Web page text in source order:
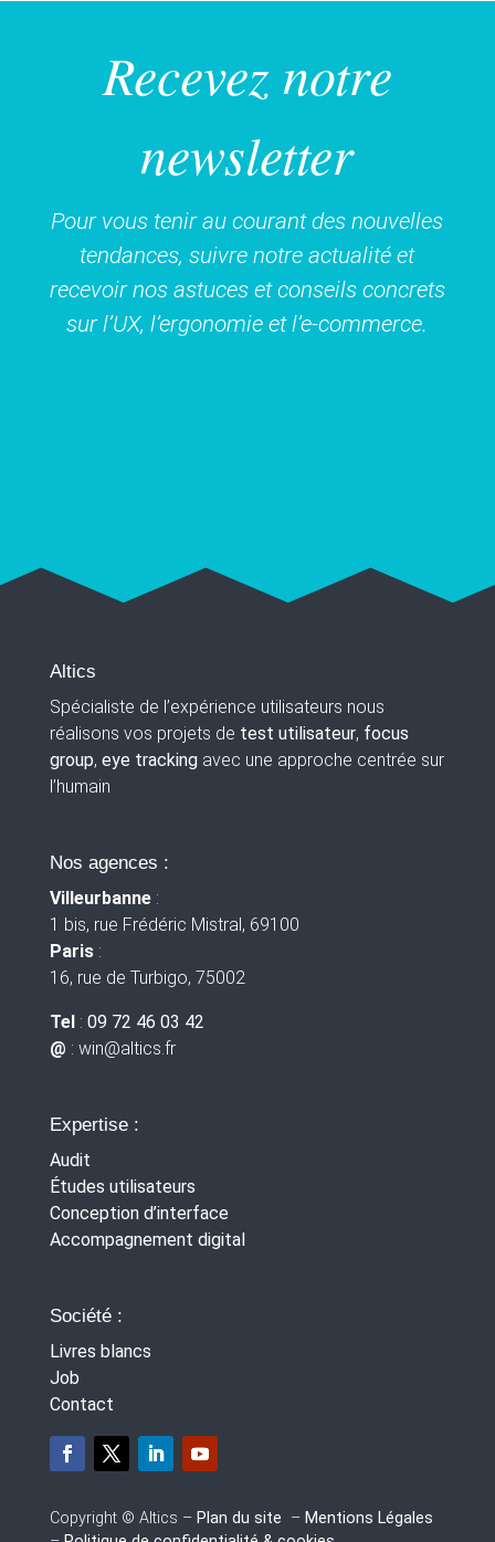
Recevez notre
newsletter
Pour vous tenir au courant des nouvelles
tendances, suivre notre actualité et
recevoir nos astuces et conseils concrets
sur l’UX, l’ergonomie et l’e-commerce.
Altics
Spécialiste de l’expérience utilisateurs nous
réalisons vos projets de test utilisateur, focus
group, eye trackingavec une approche centrée sur
l’humain
Nos agences :
Villeurbanne :
1 bis, rue Frédéric Mistral, 69100
Paris:
16, rue de Turbigo, 75002
Tel : 09 72 46 03 42
@ : win@altics.fr
Expertise :
Audit
Études utilisateurs
Conception d’interface
Accompagnement digital
Société :
Livres blancs
Job
Contact
Copyright © Altics – Plan du site – Mentions Légales